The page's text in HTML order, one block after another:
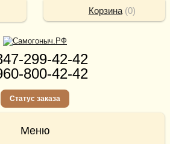
299-42-42
800-42-42
Статус заказа
Корзина(0)